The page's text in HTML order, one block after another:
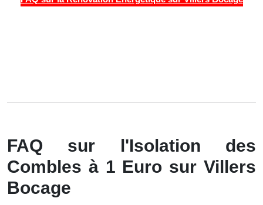
FAQ sur l'Isolation des
Combles à 1 Euro sur Villers
Bocage